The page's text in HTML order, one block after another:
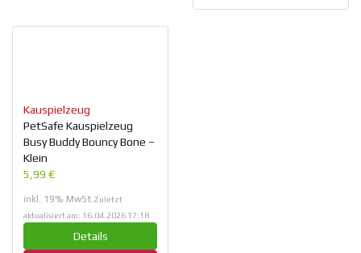
Kauspielzeug
PetSafe Kauspielzeug
Busy Buddy Bouncy Bone –
Klein
5,99 €
inkl. 19% MwSt.Zuletzt
aktualisiert am: 16.04.2026 17:18
Details